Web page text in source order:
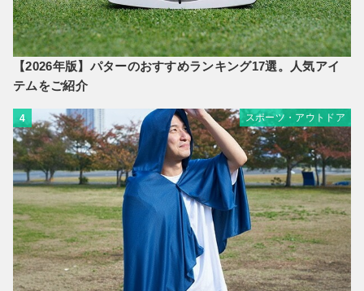
【2026年版】パターのおすすめランキング17選。人気アイ
テムをご紹介
4 スポーツ・アウトドア